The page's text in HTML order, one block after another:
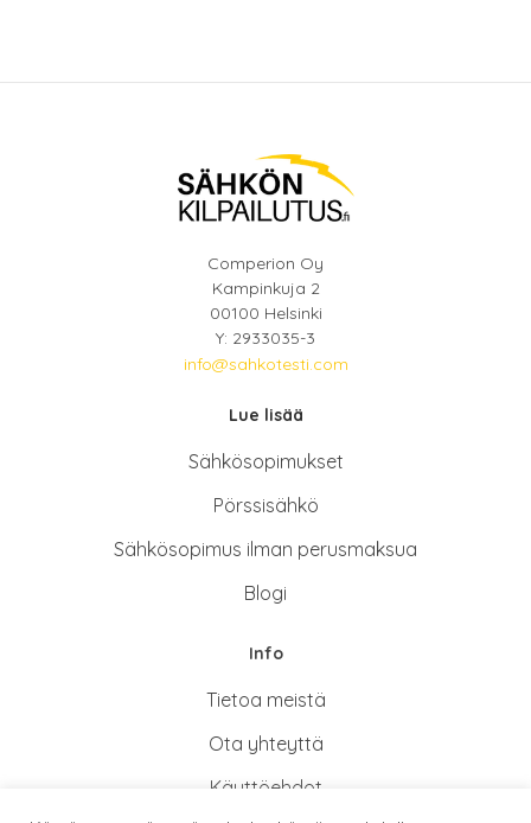
Comperion Oy
Kampinkuja 2
00100 Helsinki
Y: 2933035-3
info@sahkotesti.com
Lue lisää
Sähkösopimukset
Pörssisähkö
Sähkösopimus ilman perusmaksua
Blogi
Info
Tietoa meistä
Ota yhteyttä
Käyttöehdot